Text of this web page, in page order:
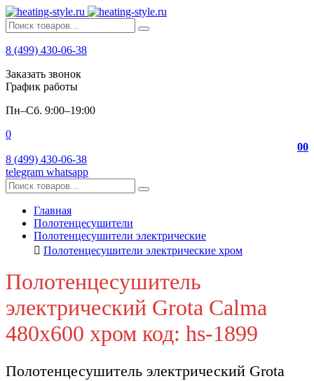
8 (499) 430-06-38
Заказать звонок
График работы
Пн–Сб. 9:00–19:00
0
00
8 (499) 430-06-38
telegram whatsapp
Главная
Полотенцесушители
Полотенцесушители электрические
Полотенцесушители электрические хром
Полотенцесушитель
электрический Grota Calma
480х600 хром код: hs-1899
Полотенцесушитель электрический Grota